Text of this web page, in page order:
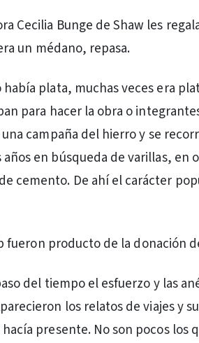
Cecilia Bunge de Shaw les
un médano, repasa.
plata, muchas veces era
para hacer la obra o
campaña del hierro y se
en búsqueda de varillas, en
cemento. De ahí el carácter
fueron producto de la donación
del tiempo el esfuerzo y las
los relatos de viajes y
presente. No son pocos los